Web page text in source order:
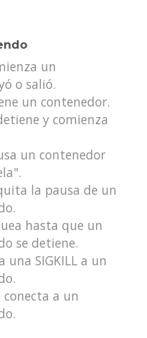
un
o salió.
un contenedor.
y comienza
un contenedor
la pausa de un
hasta que un
se detiene.
una SIGKILL a un
conecta a un